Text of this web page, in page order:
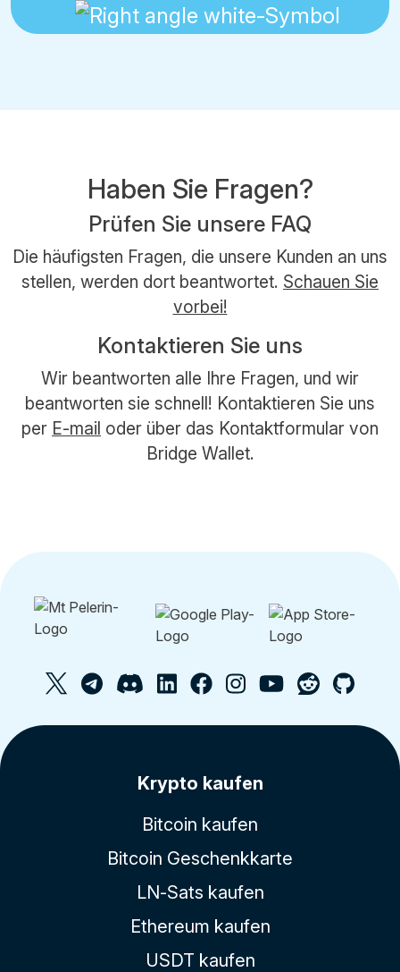
Haben Sie Fragen?
Prüfen Sie unsere FAQ
Die häufigsten Fragen, die unsere Kunden an uns
stellen, werden dort beantwortet. Schauen Sie
vorbei!
Kontaktieren Sie uns
Wir beantworten alle Ihre Fragen, und wir
beantworten sie schnell! Kontaktieren Sie uns
per E-mail oder über das Kontaktformular von
Bridge Wallet.
Krypto kaufen
Bitcoin kaufen
Bitcoin Geschenkkarte
LN-Sats kaufen
Ethereum kaufen
USDT kaufen